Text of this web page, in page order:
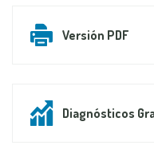
Versión PDF
Diagnósticos